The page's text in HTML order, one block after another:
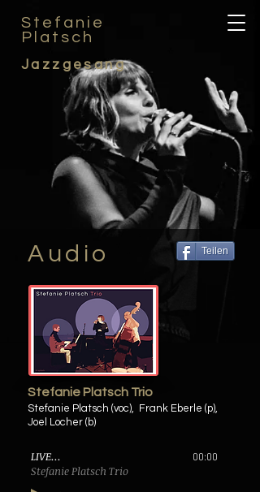
Stefanie
Platsch
Jazzgesang
Audio Teilen
Stefanie Platsch Trio
Stefanie Platsch (voc),
Frank Eberle (p),
Joel Locher (b)
LIVE...
Stefanie Platsch Trio
00:00